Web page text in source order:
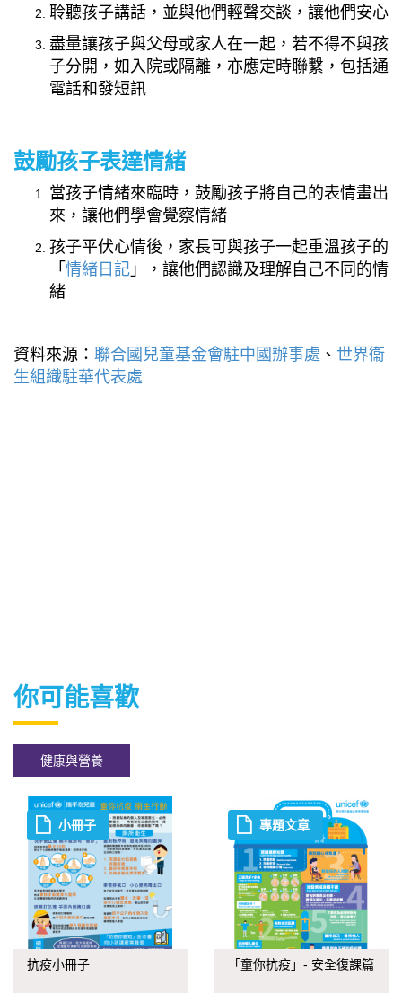
聆聽孩子講話，並與他們輕聲交談，讓他們安心
盡量讓孩子與父母或家人在一起，若不得不與孩
子分開，如入院或隔離，亦應定時聯繫，包括通
電話和發短訊
鼓勵孩子表達情緒
當孩子情緒來臨時，鼓勵孩子將自己的表情畫出
來，讓他們學會覺察情緒
孩子平伏心情後，家長可與孩子一起重溫孩子的
「 情緒日記 」，讓他們認識及理解自己不同的情
緒
資料來源： 聯合國兒童基金會駐中國辦事處 、 世界衞
生組織駐華代表處
你可能喜歡
健康與營養
小冊子
抗疫小冊子
專題文章
「童你抗疫」- 安全復課篇